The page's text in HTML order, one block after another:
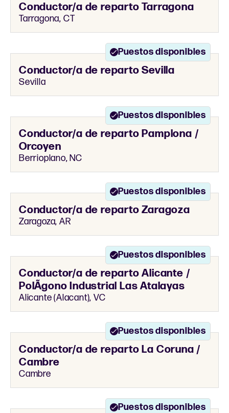
Conductor/a de reparto Tarragona
Tarragona, CT
Conductor/a de reparto Sevilla
Sevilla
Puestos disponibles
Conductor/a de reparto Pamplona /
Orcoyen
Berrioplano, NC
Puestos disponibles
Conductor/a de reparto Zaragoza
Zaragoza, AR
Puestos disponibles
Conductor/a de reparto Alicante /
PolÃ­gono Industrial Las Atalayas
Alicante (Alacant), VC
Puestos disponibles
Conductor/a de reparto La Coruna /
Cambre
Cambre
Puestos disponibles
Puestos disponibles